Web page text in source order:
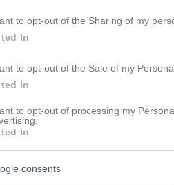
to opt-out of the Sharing of my
In
to opt-out of the Sale of my
In
to opt-out of processing my
In
consents
ich bin jetzt 21... wenn ich die
Mann... auf keinen Fall! Ich
ich restlos alles verarbeitet
Alter in dem ich mein
nur schei. erlebt.
ich damit meine.
Abwarten und aufpassen, an
auf jeden Fall jetzt mega